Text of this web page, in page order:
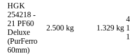
HGK
254218 -
21 PF60
Deluxe
(PurFerro
60mm)
2.500 kg 1.329 kg